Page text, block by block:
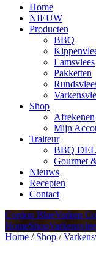
Home
NIEUW
Producten
BBQ
Lamsvlees
Pakketten
Shop
Afrekenen
Mijn
Traiteur
BBQ
Gourmet
Nieuws
Recepten
Contact
Cordon BlueVarken
HomeShop
Home / Shop /